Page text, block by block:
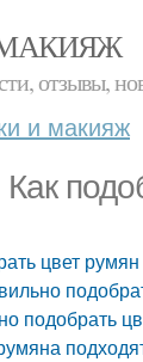
отзывы,
и макияж
цвет
подобрать